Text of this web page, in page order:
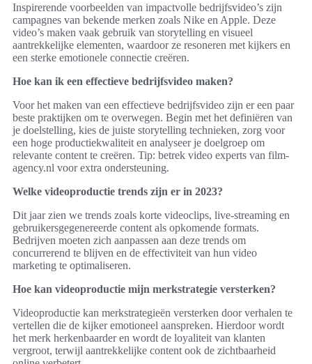
Inspirerende voorbeelden van impactvolle bedrijfsvideo’s zijn
campagnes van bekende merken zoals Nike en Apple. Deze
video’s maken vaak gebruik van storytelling en visueel
aantrekkelijke elementen, waardoor ze resoneren met kijkers en
een sterke emotionele connectie creëren.
Hoe kan ik een effectieve bedrijfsvideo maken?
Voor het maken van een effectieve bedrijfsvideo zijn er een paar
beste praktijken om te overwegen. Begin met het definiëren van
je doelstelling, kies de juiste storytelling technieken, zorg voor
een hoge productiekwaliteit en analyseer je doelgroep om
relevante content te creëren. Tip: betrek video experts van film-
agency.nl voor extra ondersteuning.
Welke videoproductie trends zijn er in 2023?
Dit jaar zien we trends zoals korte videoclips, live-streaming en
gebruikersgegenereerde content als opkomende formats.
Bedrijven moeten zich aanpassen aan deze trends om
concurrerend te blijven en de effectiviteit van hun video
marketing te optimaliseren.
Hoe kan videoproductie mijn merkstrategie versterken?
Videoproductie kan merkstrategieën versterken door verhalen te
vertellen die de kijker emotioneel aanspreken. Hierdoor wordt
het merk herkenbaarder en wordt de loyaliteit van klanten
vergroot, terwijl aantrekkelijke content ook de zichtbaarheid